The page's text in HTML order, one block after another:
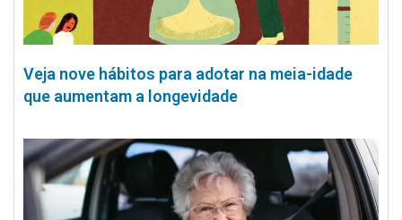
Veja nove hábitos para adotar na meia-idade
que aumentam a longevidade